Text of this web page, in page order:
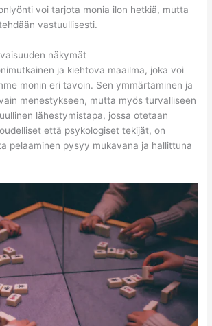
voi tarjota monia ilon hetkiä, mutta
vastuullisesti.
näkymät
ja kiehtova maailma, joka voi
monin eri tavoin. Sen ymmärtäminen ja
menestykseen, mutta myös turvalliseen
lähestymistapa, jossa otetaan
että psykologiset tekijät, on
pelaaminen pysyy mukavana ja hallittuna